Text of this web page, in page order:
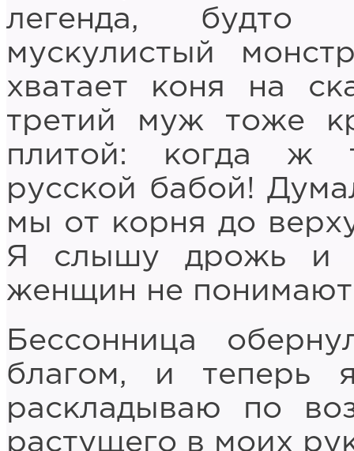
легенда,
мускулистый
хватает коня на
третий муж тоже
плитой: когда ж
русской бабой!
мы от корня до
Я слышу дрожь и
женщин не
Бессонница
благом, и теперь
раскладываю по
растущего в моих